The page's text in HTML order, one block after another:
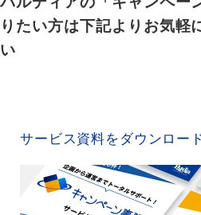
りたい方は下記よりお気軽
い
サービス資料をダウンロー